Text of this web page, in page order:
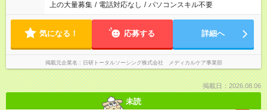
上の大量募集 / 電話対応なし / パソコンスキル不要
気になる！ 応募する 詳細へ
掲載元企業名 日研トータルソーシング株式会社 メディカルケア事業部
掲載日：2026.08.06
未読